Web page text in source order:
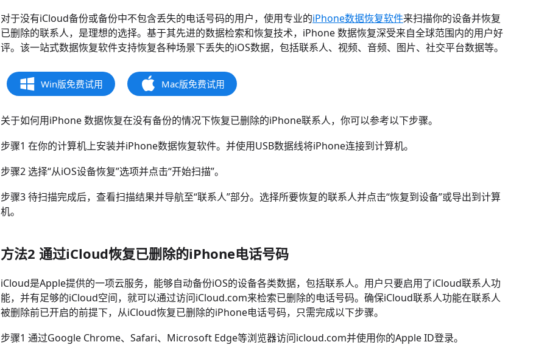
对于没有iCloud备份或备份中不包含丢失的电话号码的用户，使用专业的iPhone数据恢复软件来扫描你的设备并恢复
已删除的联系人，是理想的选择。基于其先进的数据检索和恢复技术，iPhone 数据恢复深受来自全球范围内的用户好
评。该一站式数据恢复软件支持恢复各种场景下丢失的iOS数据，包括联系人、视频、音频、图片、社交平台数据等。
Win版免费试用 Mac版免费试用
关于如何用iPhone 数据恢复在没有备份的情况下恢复已删除的iPhone联系人，你可以参考以下步骤。
步骤1 在你的计算机上安装并iPhone数据恢复软件。并使用USB数据线将iPhone连接到计算机。
步骤2 选择“从iOS设备恢复”选项并点击“开始扫描”。
步骤3 待扫描完成后，查看扫描结果并导航至“联系人”部分。选择所要恢复的联系人并点击“恢复到设备”或导出到计算
机。
方法2 通过iCloud恢复已删除的iPhone电话号码
iCloud是Apple提供的一项云服务，能够自动备份iOS的设备各类数据，包括联系人。用户只要启用了iCloud联系人功
能，并有足够的iCloud空间，就可以通过访问iCloud.com来检索已删除的电话号码。确保iCloud联系人功能在联系人
被删除前已开启的前提下，从iCloud恢复已删除的iPhone电话号码，只需完成以下步骤。
步骤1 通过Google Chrome、Safari、Microsoft Edge等浏览器访问icloud.com并使用你的Apple ID登录。